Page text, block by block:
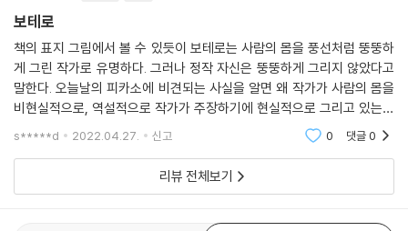
보테로
책의 표지 그림에서 볼 수 있듯이 보테로는 사람의 몸을 풍선처럼 뚱뚱하
게 그린 작가로 유명하다. 그러나 정작 자신은 뚱뚱하게 그리지 않았다고
말한다. 오늘날의 피카소에 비견되는 사실을 알면 왜 작가가 사람의 몸을
비현실적으로, 역설적으로 작가가 주장하기에 현실적으로 그리고 있는지
를 막연하게나마 예상할 수 있다. 보테로의 초창기 작품과 이후 작품을 연
s*****d 2022.04.27. 신고 0 댓글0
리뷰 전체보기